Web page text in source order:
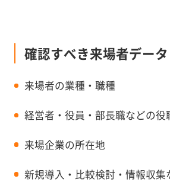
確認すべき来場者データ
来場者の業種・職種
経営者・役員・部長職などの役
来場企業の所在地
新規導入・比較検討・情報収集